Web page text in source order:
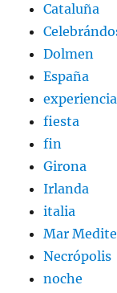
Cataluña
Dolmen
España
experiencia
fiesta
fin
Girona
Irlanda
italia
Mar
Necrópolis
noche